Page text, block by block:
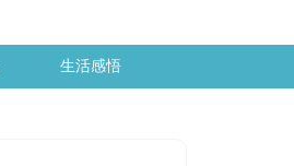
生活感悟